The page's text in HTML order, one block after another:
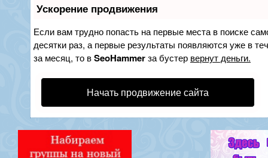
Ускорение продвижения
Если вам трудно попасть на первые места в поиске
десятки раз, а первые результаты появляются уже в
за месяц, то вSeoHammerза бустер вернут деньги.
Начать продвижение сайта